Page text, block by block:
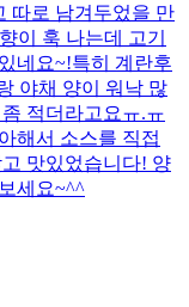
따로 남겨두었을 만
이 훅 나는데 고기
네요~!특히 계란후
야채 양이 워낙 많
적더라고요ㅠ.ㅠ
해서 소스를 직접
맛있었습니다! 양
세요~^^